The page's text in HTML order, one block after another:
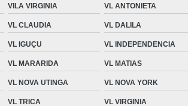
Medidor de Vazão Caminhão
Medidor de Vazão Industrial
Medidor de Vazão para
Medidores de Vazão Laticínio
VILA VIRGINIA VL ANTONIETA
VL CLAUDIA VL DALILA
VL IGUÇU VL INDEPENDENCIA
VL MARARIDA VL MATIAS
VL NOVA UTINGA VL NOVA YORK
VL TRICA VL VIRGINIA